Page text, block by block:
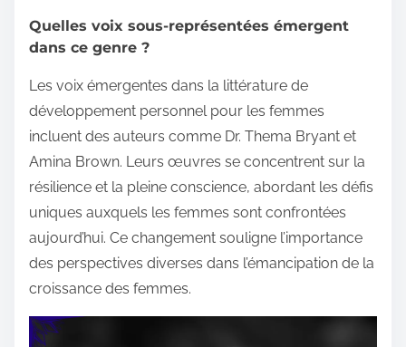
Quelles voix sous-représentées émergent
dans ce genre ?
Les voix émergentes dans la littérature de
développement personnel pour les femmes
incluent des auteurs comme Dr. Thema Bryant et
Amina Brown. Leurs œuvres se concentrent sur la
résilience et la pleine conscience, abordant les défis
uniques auxquels les femmes sont confrontées
aujourd’hui. Ce changement souligne l’importance
des perspectives diverses dans l’émancipation de la
croissance des femmes.